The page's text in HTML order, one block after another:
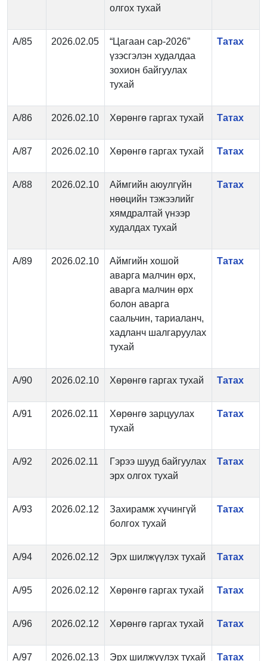
олгох тухай
А/85 2026.02.05
“Цагаан сар-2026”
үзэсгэлэн худалдаа
зохион байгуулах
тухай
Татах
А/86 2026.02.10 Хөрөнгө гаргах тухай Татах
А/87 2026.02.10 Хөрөнгө гаргах тухай Татах
А/88 2026.02.10
Аймгийн аюулгүйн
нөөцийн тэжээлийг
хямдралтай үнээр
худалдах тухай
Татах
А/89 2026.02.10
Аймгийн хошой
аварга малчин өрх,
аварга малчин өрх
болон аварга
саальчин, тариаланч,
хадланч шалгаруулах
тухай
Татах
А/90 2026.02.10 Хөрөнгө гаргах тухай Татах
А/91 2026.02.11
Хөрөнгө зарцуулах
тухай
Татах
А/92 2026.02.11
Гэрээ шууд байгуулах
эрх олгох тухай
Татах
А/93 2026.02.12
Захирамж хүчингүй
болгох тухай
Татах
А/94 2026.02.12 Эрх шилжүүлэх тухай Татах
А/95 2026.02.12 Хөрөнгө гаргах тухай Татах
А/96 2026.02.12 Хөрөнгө гаргах тухай Татах
А/97 2026.02.13 Эрх шилжүүлэх тухай Татах